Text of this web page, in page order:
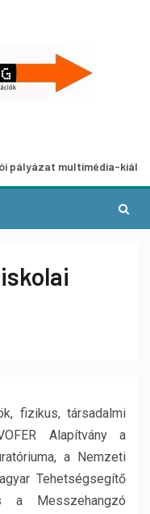
multimédia-kiállításhoz
fizikus, társadalmi
Alapítvány a
a Nemzeti
Tehetségsegítő
a Messzehangzó